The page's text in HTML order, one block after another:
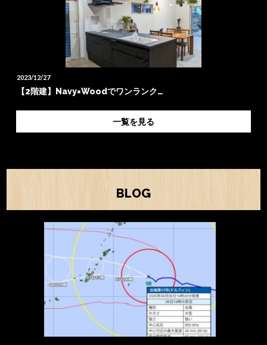
2023/12/27
【2階建】Navy×Woodでワンランク…
一覧を見る
BLOG